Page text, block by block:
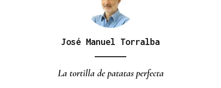
José Manuel Torralba
La tortilla de patatas perfecta